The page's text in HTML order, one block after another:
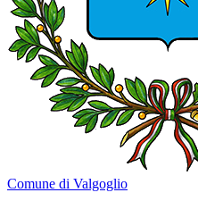
Comune di Valgoglio